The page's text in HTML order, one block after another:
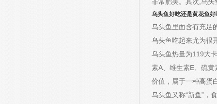
乌头鱼好吃还是黄花鱼好
乌头鱼里面含有充足
乌头鱼吃起来尤为很
乌头鱼热量为119大
素A、维生素E、硫
价值，属于一种高蛋
乌头鱼又称“新鱼”，